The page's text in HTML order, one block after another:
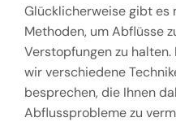
Glücklicherweise gibt es
Methoden, um Abflüsse
Verstopfungen zu
wir verschiedene
besprechen, die Ihnen
Abflussprobleme zu